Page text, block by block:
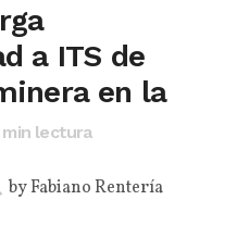
a ITS de
en la
min lectura
byFabiano Rentería